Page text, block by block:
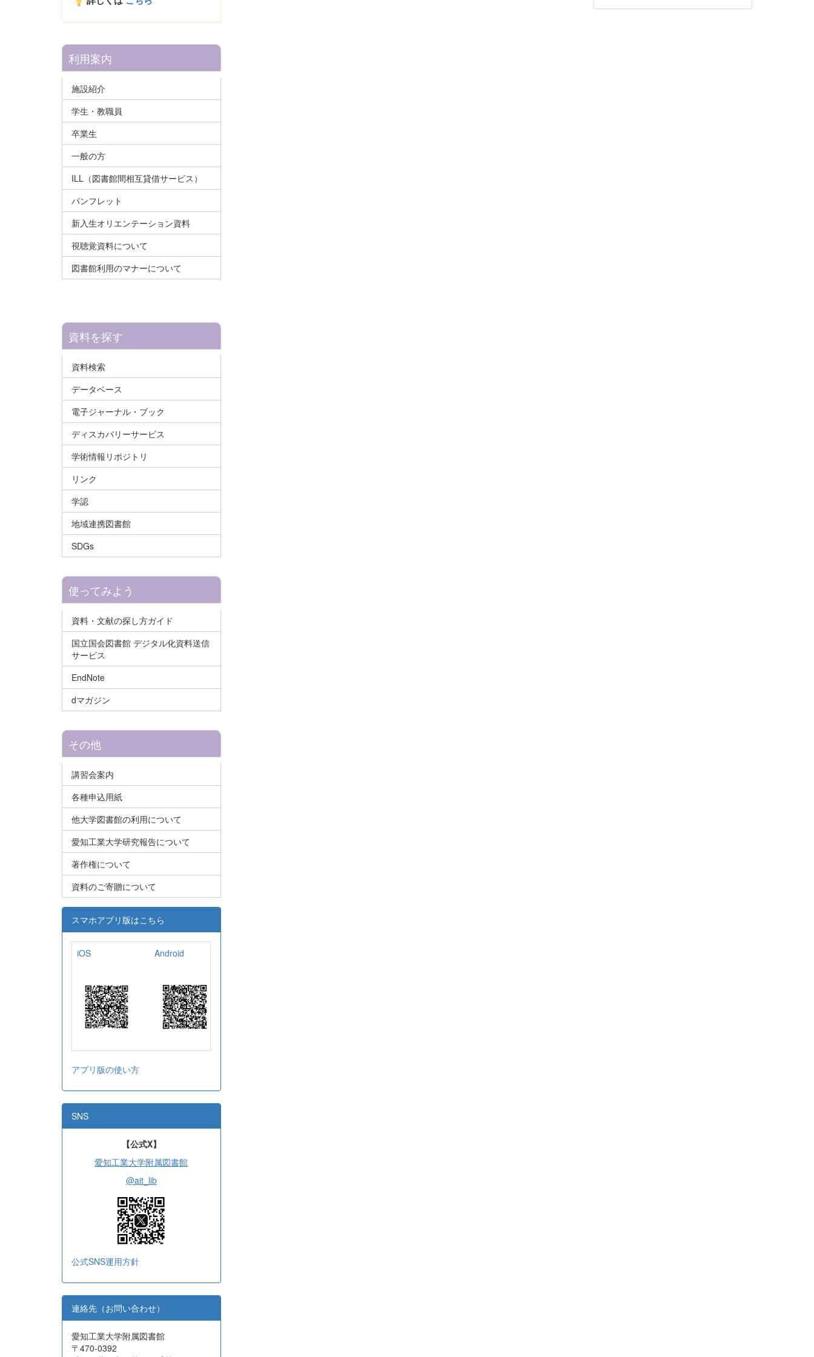
利用案内
施設紹介
学生・教職員
卒業生
一般の方
ILL（図書館間相互貸借サービス）
パンフレット
新入生オリエンテーション資料
視聴覚資料について
図書館利用のマナーについて
資料を探す
資料検索
データベース
電子ジャーナル・ブック
ディスカバリーサービス
学術情報リポジトリ
リンク
学認
地域連携図書館
SDGs
使ってみよう
資料・文献の探し方ガイド
国立国会図書館 デジタル化資料送信
サービス
EndNote
dマガジン
その他
講習会案内
各種申込用紙
他大学図書館の利用について
愛知工業大学研究報告について
著作権について
資料のご寄贈について
スマホアプリ版はこちら
iOS Android
アプリ版の使い方
SNS
【公式X】
愛知工業大学附属図書館
@ait_lib
公式SNS運用方針
連絡先（お問い合わせ）
愛知工業大学附属図書館
〒470-0392